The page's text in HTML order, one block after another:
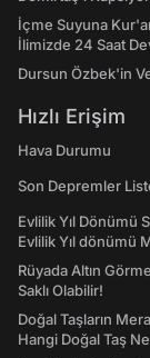
İçme Suyuna
İlimizde 24 Saat
Dursun Özbek'in
Hızlı Erişim
Hava Durumu
Son Depremler
Evlilik Yıl Dönümü
Evlilik Yıl dönümü
Rüyada Altın
Saklı Olabilir!
Doğal Taşların
Hangi Doğal Taş